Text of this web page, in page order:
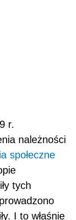
r.
należności
społeczne
tych
I to właśnie